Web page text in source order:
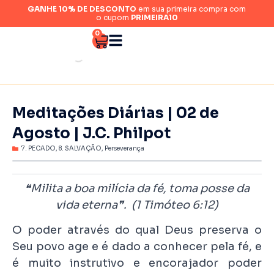
GANHE 10% DE DESCONTO em sua primeira compra com
o cupom PRIMEIRA10
0
Meditações Diárias | 02 de
Agosto | J.C. Philpot
7. PECADO, 8. SALVAÇÃO, Perseverança
❝Milita a boa milícia da fé, toma posse da
vida eterna❞. (1 Timóteo 6:12)
O poder através do qual Deus preserva o
Seu povo age e é dado a conhecer pela fé, e
é muito instrutivo e encorajador poder